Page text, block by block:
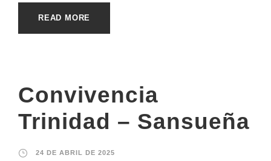
READ MORE
Convivencia
Trinidad – Sansueña
24 DE ABRIL DE 2025